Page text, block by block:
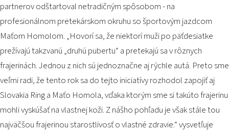
partnerov odštartoval netradičným spôsobom - na
profesionálnom pretekárskom okruhu so športovým jazdcom
Maťom Homolom. „Hovorí sa, že niektorí muži po päťdesiatke
prežívajú takzvanú „druhú pubertu“ a pretekajú sa v rôznych
frajerinách. Jednou z nich sú jednoznačne aj rýchle autá. Preto sme
veľmi radi, že tento rok sa do tejto iniciatívy rozhodol zapojiť aj
Slovakia Ring a Maťo Homola, vďaka ktorým sme si takúto frajerinu
mohli vyskúšať na vlastnej koži. Z nášho pohľadu je však stále tou
najväčšou frajerinou starostlivosť o vlastné zdravie.“ vysvetľuje